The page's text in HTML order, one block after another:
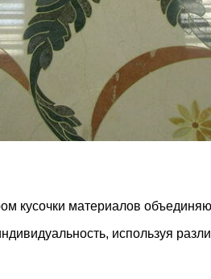
кусочки материалов
используя